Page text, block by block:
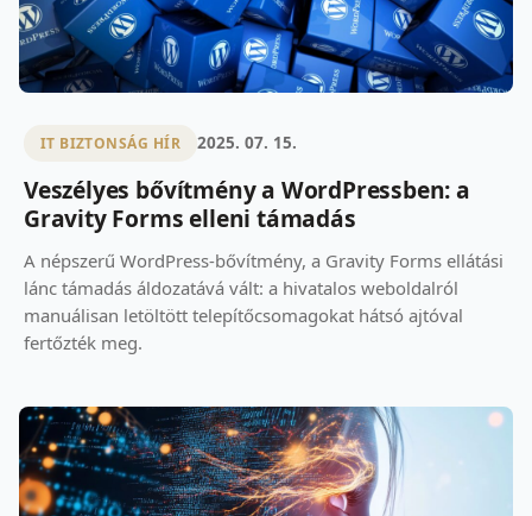
IT BIZTONSÁG HÍR 2025. 07. 15.
Veszélyes bővítmény a WordPressben: a
Gravity Forms elleni támadás
A népszerű WordPress-bővítmény, a Gravity Forms ellátási
lánc támadás áldozatává vált: a hivatalos weboldalról
manuálisan letöltött telepítőcsomagokat hátsó ajtóval
fertőzték meg.